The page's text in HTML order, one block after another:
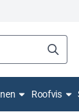
Roofvis